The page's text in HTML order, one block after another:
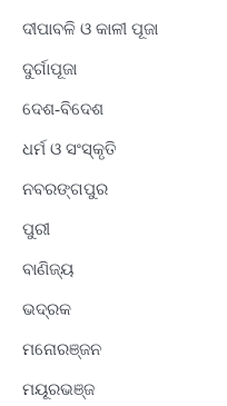
ଦୀପାବଳି ଓ କାଳୀ ପୂଜା
ଦୁର୍ଗାପୂଜା
ଦେଶ-ବିଦେଶ
ଧର୍ମ ଓ ସଂସ୍କୃତି
ନବରଙ୍ଗପୁର
ପୁରୀ
ବାଣିଜ୍ୟ
ଭଦ୍ରକ
ମନୋରଞ୍ଜନ
ମୟୂରଭଞ୍ଜ